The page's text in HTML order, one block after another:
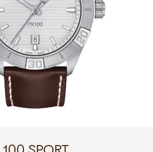
WHATSAPP VIBER
9:00–18:00 +420 775 138 346